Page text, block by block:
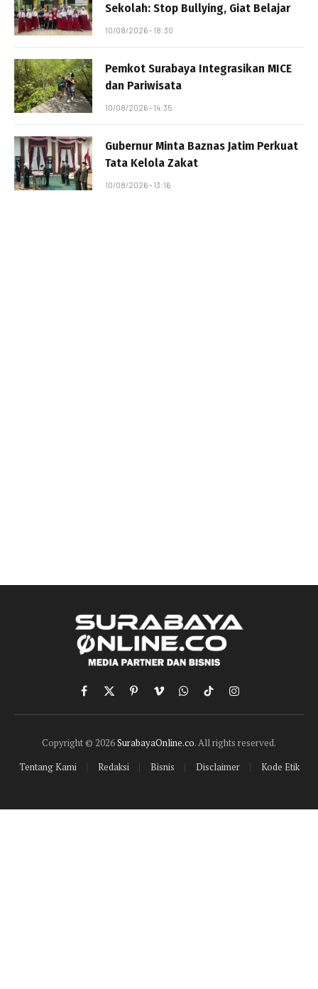
Sekolah: Stop Bullying, Giat Belajar
10/08/2026 - 18:30
Pemkot Surabaya Integrasikan MICE
dan Pariwisata
10/08/2026 - 14:35
Gubernur Minta Baznas Jatim Perkuat
Tata Kelola Zakat
10/08/2026 - 13:16
Facebook
X
(Twitter)
PinterestVimeoWhatsApp
TikTokInstagram
Copyright © 2026SurabayaOnline.co. All rights reserved.
Tentang Kami
Redaksi Bisnis Disclaimer Kode Etik